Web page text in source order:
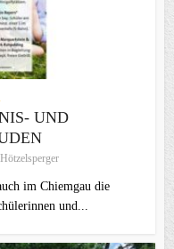
UND
im Chiemgau die
und...